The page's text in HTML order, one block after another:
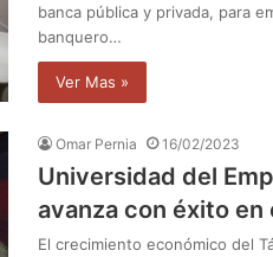
banca pública y privada, para
banquero…
Ver Mas »
Omar Pernia 16/02/2023
Universidad del
avanza con éxito en
El crecimiento económico del